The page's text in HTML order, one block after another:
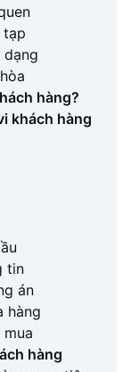
tạp
dạng
hàng?
khách hàng
tin
án
hàng
hàng